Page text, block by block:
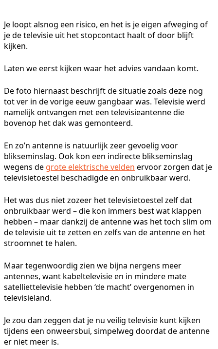
Je loopt alsnog een risico, en het is je eigen afweging of
je de televisie uit het stopcontact haalt of door blijft
kijken.
Laten we eerst kijken waar het advies vandaan komt.
De foto hiernaast beschrijft de situatie zoals deze nog
tot ver in de vorige eeuw gangbaar was. Televisie werd
namelijk ontvangen met een televisieantenne die
bovenop het dak was gemonteerd.
En zo’n antenne is natuurlijk zeer gevoelig voor
blikseminslag. Ook kon een indirecte blikseminslag
wegens de grote elektrische velden ervoor zorgen dat je
televisietoestel beschadigde en onbruikbaar werd.
Het was dus niet zozeer het televisietoestel zelf dat
onbruikbaar werd – die kon immers best wat klappen
hebben – maar dankzij de antenne was het toch slim om
de televisie uit te zetten en zelfs van de antenne en het
stroomnet te halen.
Maar tegenwoordig zien we bijna nergens meer
antennes, want kabeltelevisie en in mindere mate
satelliettelevisie hebben ‘de macht’ overgenomen in
televisieland.
Je zou dan zeggen dat je nu veilig televisie kunt kijken
tijdens een onweersbui, simpelweg doordat de antenne
er niet meer is.